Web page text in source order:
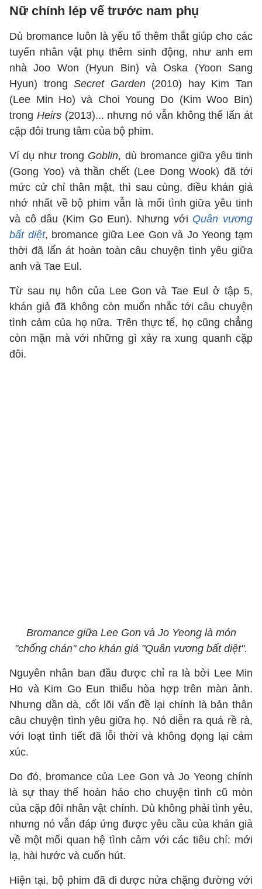
Nữ chính lép vế trước nam phụ
Dù bromance luôn là yếu tố thêm thắt giúp cho các
tuyến nhân vật phụ thêm sinh động, như anh em
nhà Joo Won (Hyun Bin) và Oska (Yoon Sang
Hyun) trongSecret Garden(2010) hay Kim Tan
(Lee Min Ho) và Choi Young Do (Kim Woo Bin)
trong Heirs(2013)... nhưng nó vẫn không thể lấn át
cặp đôi trung tâm của bộ phim.
Ví dụ như trong Goblin, dù bromance giữa yêu tinh
(Gong Yoo) và thần chết (Lee Dong Wook) đã tới
mức cử chỉ thân mật, thì sau cùng, điều khán giả
nhớ nhất về bộ phim vẫn là mối tình giữa yêu tinh
và cô dâu (Kim Go Eun). Nhưng với Quân vương
bất diệt, bromance giữa Lee Gon và Jo Yeong tạm
thời đã lấn át hoàn toàn câu chuyện tình yêu giữa
anh và Tae Eul.
Từ sau nụ hôn của Lee Gon và Tae Eul ở tập 5,
khán giả đã không còn muốn nhắc tới câu chuyện
tình cảm của họ nữa. Trên thực tế, họ cũng chẳng
còn mặn mà với những gì xảy ra xung quanh cặp
đôi.
Bromance giữa Lee Gon và Jo Yeong là món
"chống chán" cho khán giả "Quân vương bất diệt".
Nguyên nhân ban đầu được chỉ ra là bởi Lee Min
Ho và Kim Go Eun thiếu hòa hợp trên màn ảnh.
Nhưng dần dà, cốt lõi vấn đề lại chính là bản thân
câu chuyện tình yêu giữa họ. Nó diễn ra quá rề rà,
với loạt tình tiết đã lỗi thời và không đọng lại cảm
xúc.
Do đó, bromance của Lee Gon và Jo Yeong chính
là sự thay thế hoàn hảo cho chuyện tình cũ mòn
của cặp đôi nhân vật chính. Dù không phải tình yêu,
nhưng nó vẫn đáp ứng được yêu cầu của khán giả
về một mối quan hệ tình cảm với các tiêu chí: mới
lạ, hài hước và cuốn hút.
Hiện tại, bộ phim đã đi được nửa chặng đường với